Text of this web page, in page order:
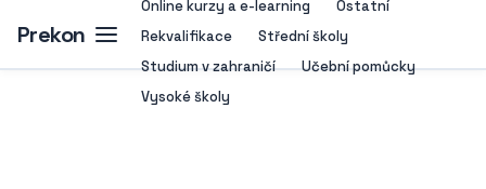
Prekon
Online kurzy a e-learning
Ostatní
Rekvalifikace
Střední školy
Studium v zahraničí
Učební pomůcky
Vysoké školy